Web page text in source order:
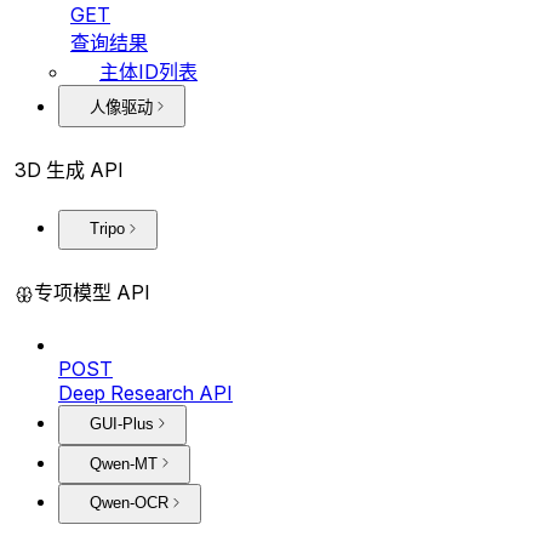
GET
查询结果
主体ID列表
人像驱动
3D 生成 API
Tripo
专项模型 API
POST
Deep Research API
GUI-Plus
Qwen-MT
Qwen-OCR